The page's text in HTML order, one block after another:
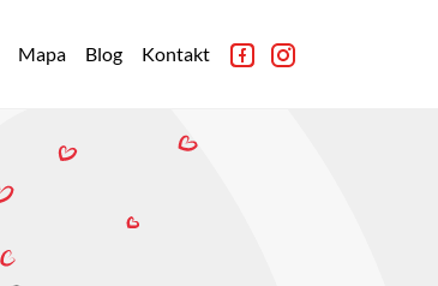
Mapa Blog Kontakt